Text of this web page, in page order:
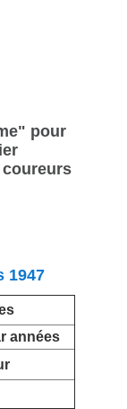
pour
coureurs
1947
années